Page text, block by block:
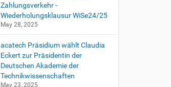
Zahlungsverkehr -
Wiederholungsklausur WiSe24/25
May 28, 2025
acatech Präsidium wählt Claudia
Eckert zur Präsidentin der
Deutschen Akademie der
Technikwissenschaften
May 23, 2025